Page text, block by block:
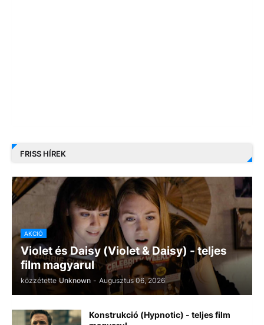
FRISS HÍREK
AKCIÓ
Violet és Daisy (Violet & Daisy) - teljes
film magyarul
közzétette Unknown - Augusztus 06, 2026
Konstrukció (Hypnotic) - teljes film